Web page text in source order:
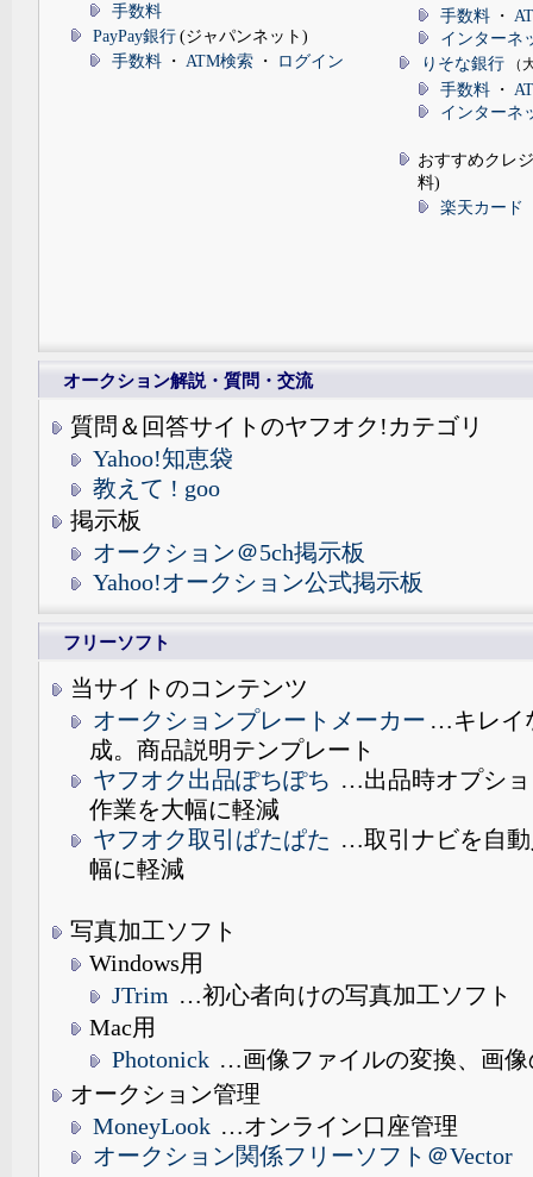
手数料
PayPay銀行 (ジャパンネット)
手数料 ・ ATM検索 ・ ログイン
手数料 ・
インターネ
りそな銀行
（
手数料 ・
インターネ
おすすめクレ
料)
楽天カード
オークション解説・質問・交流
質問＆回答サイトのヤフオク!カテゴリ
Yahoo!知恵袋
教えて ! goo
掲示板
オークション＠5ch掲示板
Yahoo!オークション公式掲示板
フリーソフト
当サイトのコンテンツ
オークションプレートメーカー …キレイ
成。商品説明テンプレート
ヤフオク出品ぽちぽち …出品時オプシ
作業を大幅に軽減
ヤフオク取引ぱたぱた …取引ナビを自
幅に軽減
写真加工ソフト
Windows用
JTrim …初心者向けの写真加工ソフト
Mac用
Photonick …画像ファイルの変換、画
オークション管理
MoneyLook …オンライン口座管理
オークション関係フリーソフト＠Vector